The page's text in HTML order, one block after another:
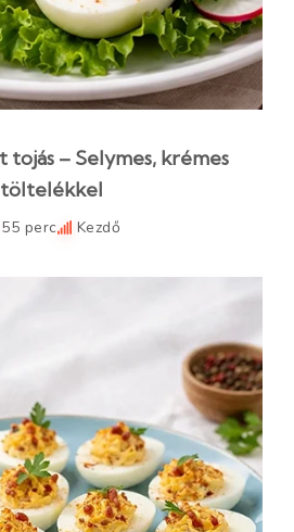
– Selymes, krémes
töltelékkel
55 perc Kezdő